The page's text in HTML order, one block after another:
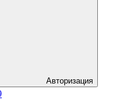
Авторизация